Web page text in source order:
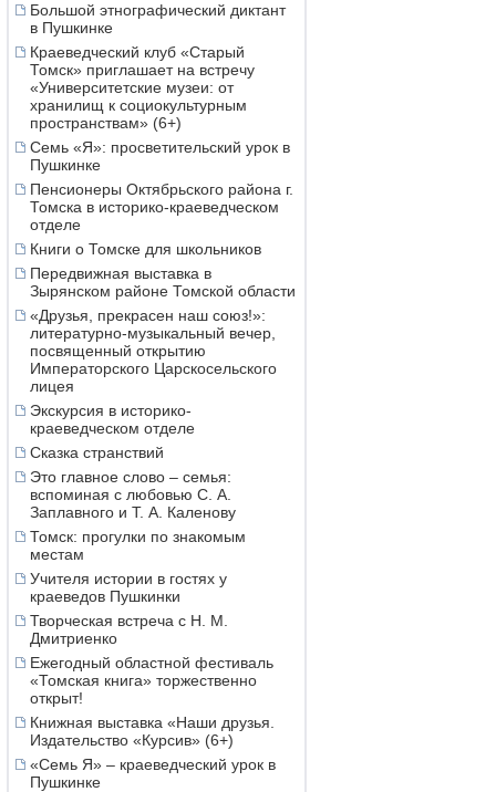
Большой этнографический диктант
в Пушкинке
Краеведческий клуб «Старый
Томск» приглашает на встречу
«Университетские музеи: от
хранилищ к социокультурным
пространствам» (6+)
Семь «Я»: просветительский урок в
Пушкинке
Пенсионеры Октябрьского района г.
Томска в историко-краеведческом
отделе
Книги о Томске для школьников
Передвижная выставка в
Зырянском районе Томской области
«Друзья, прекрасен наш союз!»:
литературно-музыкальный вечер,
посвященный открытию
Императорского Царскосельского
лицея
Экскурсия в историко-
краеведческом отделе
Сказка странствий
Это главное слово – семья:
вспоминая с любовью С. А.
Заплавного и Т. А. Каленову
Томск: прогулки по знакомым
местам
Учителя истории в гостях у
краеведов Пушкинки
Творческая встреча с Н. М.
Дмитриенко
Ежегодный областной фестиваль
«Томская книга» торжественно
открыт!
Книжная выставка «Наши друзья.
Издательство «Курсив» (6+)
«Семь Я» – краеведческий урок в
Пушкинке